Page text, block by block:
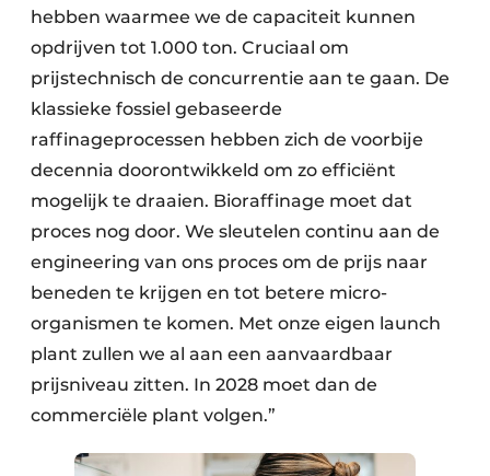
hebben waarmee we de capaciteit kunnen
opdrijven tot 1.000 ton. Cruciaal om
prijstechnisch de concurrentie aan te gaan. De
klassieke fossiel gebaseerde
raffinageprocessen hebben zich de voorbije
decennia doorontwikkeld om zo efficiënt
mogelijk te draaien. Bioraffinage moet dat
proces nog door. We sleutelen continu aan de
engineering van ons proces om de prijs naar
beneden te krijgen en tot betere micro-
organismen te komen. Met onze eigen launch
plant zullen we al aan een aanvaardbaar
prijsniveau zitten. In 2028 moet dan de
commerciële plant volgen.”